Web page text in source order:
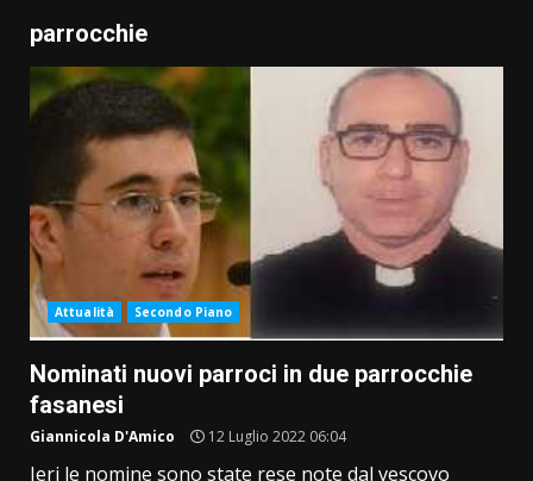
parrocchie
Attualità Secondo Piano
Nominati nuovi parroci in due parrocchie
fasanesi
Giannicola D'Amico 12 Luglio 2022 06:04
Ieri le nomine sono state rese note dal vescovo